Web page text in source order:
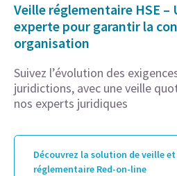
Veille réglementaire HSE –
experte pour garantir la
organisation
Suivez l’évolution des
juridictions, avec une veille
nos experts juridiques
Découvrez la solution de veille
réglementaire Red-on-line